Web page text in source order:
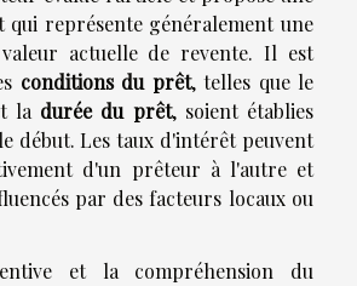
qui représente généralement une
actuelle de revente. Il est
conditions du prêt, telles que le
la durée du prêt, soient établies
début. Les taux d'intérêt peuvent
d'un prêteur à l'autre et
par des facteurs locaux ou
et la compréhension du